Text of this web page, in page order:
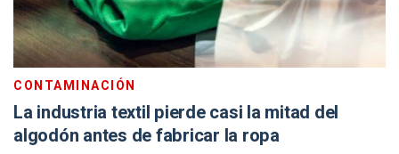
CONTAMINACIÓN
La industria textil pierde casi la mitad del
algodón antes de fabricar la ropa